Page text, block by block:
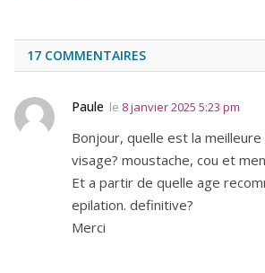
17 COMMENTAIRES
Paule le 8 janvier 2025 5:23 pm
Bonjour, quelle est la
visage? moustache, cou et
Et a partir de quelle age
epilation. definitive?
Merci